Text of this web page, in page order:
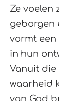
Ze voelen
geborgen
vormt
in hun
Vanuit die
waarheid
van God